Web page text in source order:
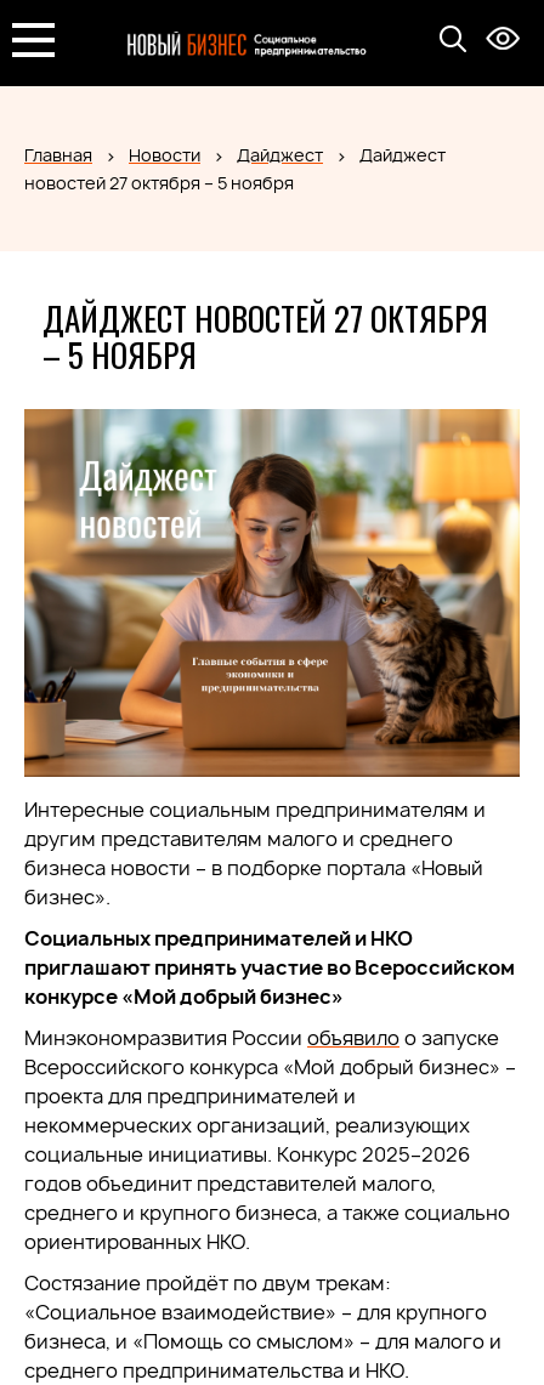
Главная Новости Дайджест
Дайджест
новостей 27 октября – 5 ноября
ДАЙДЖЕСТ НОВОСТЕЙ 27 ОКТЯБРЯ
– 5 НОЯБРЯ
Интересные социальным предпринимателям и
другим представителям малого и среднего
бизнеса новости – в подборке портала «Новый
бизнес».
Социальных предпринимателей и НКО
приглашают принять участие во Всероссийском
конкурсе «Мой добрый бизнес»
Минэкономразвития России объявилоо запуске
Всероссийского конкурса «Мой добрый бизнес» –
проекта для предпринимателей и
некоммерческих организаций, реализующих
социальные инициативы. Конкурс 2025–2026
годов объединит представителей малого,
среднего и крупного бизнеса, а также социально
ориентированных НКО.
Состязание пройдёт по двум трекам:
«Социальное взаимодействие» – для крупного
бизнеса, и «Помощь со смыслом» – для малого и
среднего предпринимательства и НКО.